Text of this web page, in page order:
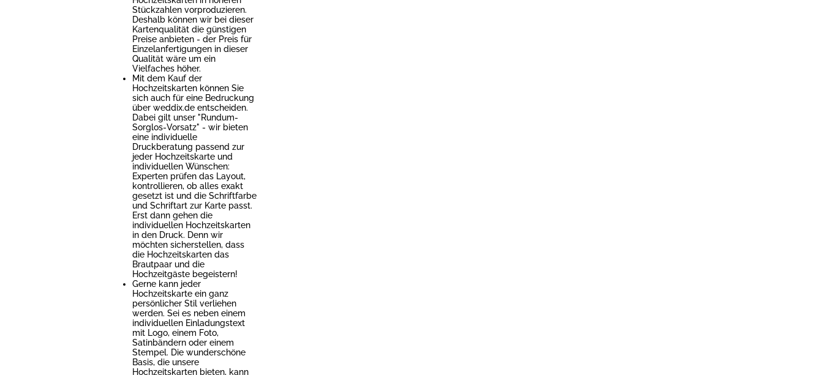
Stückzahlen vorproduzieren.
Deshalb können wir bei dieser
Kartenqualität die günstigen
Preise anbieten - der Preis für
Einzelanfertigungen in dieser
Qualität wäre um ein
Vielfaches höher.
Mit dem Kauf der
Hochzeitskarten können Sie
sich auch für eine Bedruckung
über weddix.de entscheiden.
Dabei gilt unser "Rundum-
Sorglos-Vorsatz" - wir bieten
eine individuelle
Druckberatung passend zur
jeder Hochzeitskarte und
individuellen Wünschen:
Experten prüfen das Layout,
kontrollieren, ob alles exakt
gesetzt ist und die Schriftfarbe
und Schriftart zur Karte passt.
Erst dann gehen die
individuellen Hochzeitskarten
in den Druck. Denn wir
möchten sicherstellen, dass
die Hochzeitskarten das
Brautpaar und die
Hochzeitgäste begeistern!
Gerne kann jeder
Hochzeitskarte ein ganz
persönlicher Stil verliehen
werden. Sei es neben einem
individuellen Einladungstext
mit Logo, einem Foto,
Satinbändern oder einem
Stempel. Die wunderschöne
Basis, die unsere
Hochzeitskarten bieten, kann